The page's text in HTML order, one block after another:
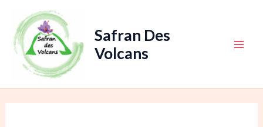
contenu
Safran Des
Volcans